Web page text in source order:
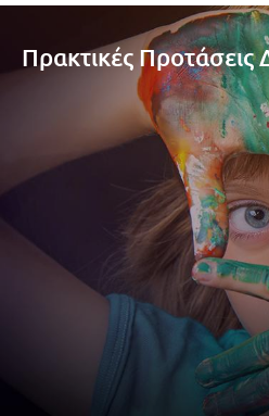
Τεύχη Περιοδικών
Πρακτικές